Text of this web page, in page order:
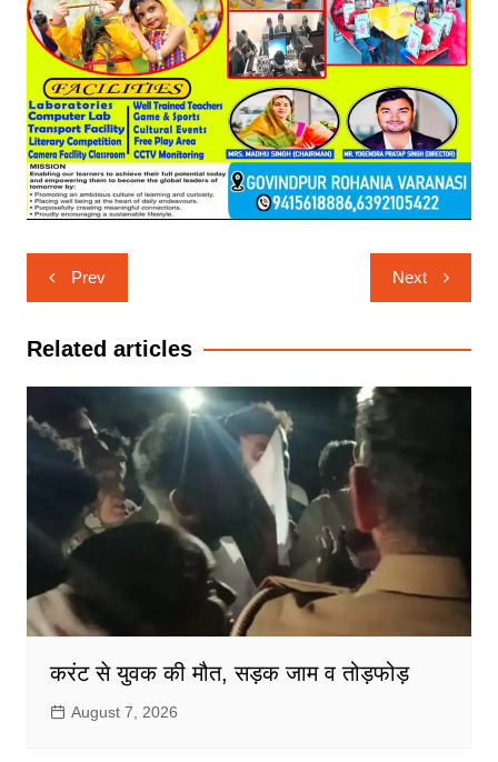
Post
navigation
Prev Next
Related articles
करंट से युवक की मौत, सड़क जाम व तोड़फोड़
August 7, 2026